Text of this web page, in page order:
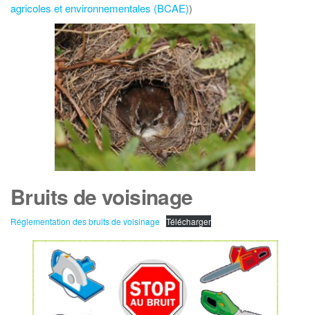
agricoles et environnementales (BCAE))
Bruits de voisinage
Réglementation des bruits de voisinage Télécharger